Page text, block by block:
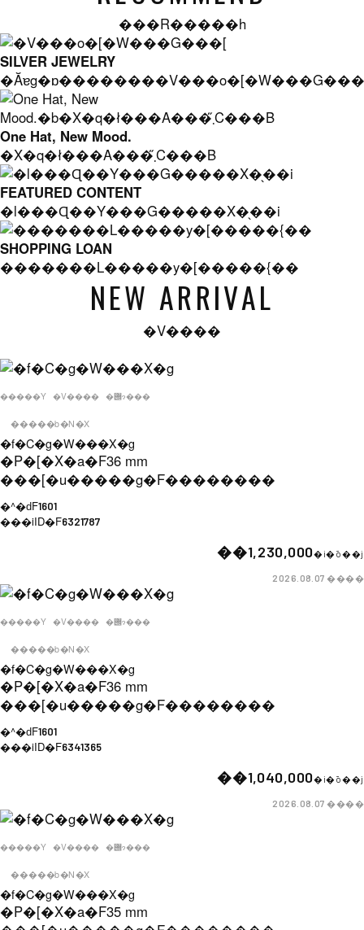
���R�����h
SILVER JEWELRY
One Hat, New Mood.
�X�q�ł���A���܂̋C���B
FEATURED CONTENT
�l���Ɋ��Y���G�����X�̖��i
SHOPPING LOAN
�������L�����y�[�����{��
NEW ARRIVAL
�V����
�����Y �V���� �݌ɂ���
�����b�N�X
�f�C�g�W���X�g
�P�[�X�a�F36 mm
���[�u�����g�F��������
�^�ԁF1601
���iID�F6321787
��1,230,000�i�ō��j
2026.08.07����
�����Y �V���� �݌ɂ���
�����b�N�X
�f�C�g�W���X�g
�P�[�X�a�F36 mm
���[�u�����g�F��������
�^�ԁF1601
���iID�F6341365
��1,040,000�i�ō��j
2026.08.07����
�����Y �V���� �݌ɂ���
�����b�N�X
�f�C�g�W���X�g
�P�[�X�a�F35 mm